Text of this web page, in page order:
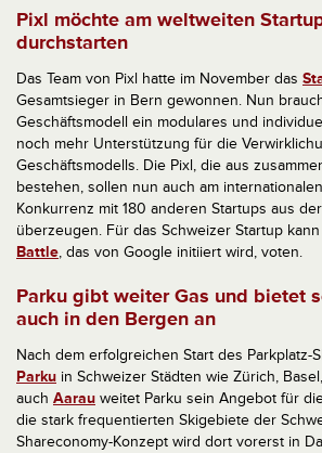
Pixl möchte am weltweiten
durchstarten
Das Team von Pixl hatte im November das
Gesamtsieger in Bern gewonnen. Nun
Geschäftsmodell ein modulares und
noch mehr Unterstützung für die
Geschäftsmodells. Die Pixl, die aus
bestehen, sollen nun auch am
Konkurrenz mit 180 anderen Startups aus
überzeugen. Für das Schweizer Startup
Battle, das von Google initiiert wird, voten.
Parku gibt weiter Gas und bietet
auch in den Bergen an
Nach dem erfolgreichen Start des Parkplatz-
Parku in Schweizer Städten wie Zürich,
auch Aarau weitet Parku sein Angebot für
die stark frequentierten Skigebiete der
Shareconomy-Konzept wird dort vorerst in